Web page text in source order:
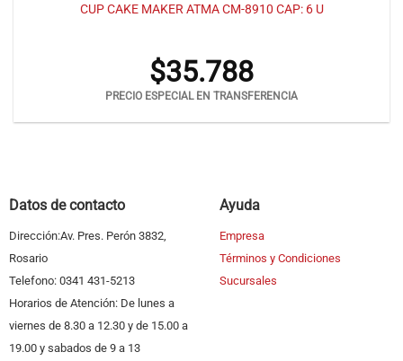
CUP CAKE MAKER ATMA CM-8910 CAP: 6 U
$35.788
PRECIO ESPECIAL EN TRANSFERENCIA
Datos de contacto
Dirección:Av. Pres. Perón 3832,
Rosario
Telefono: 0341 431-5213
Horarios de Atención: De lunes a
viernes de 8.30 a 12.30 y de 15.00 a
19.00 y sabados de 9 a 13
Ayuda
Empresa
Términos y Condiciones
Sucursales